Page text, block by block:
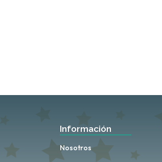
Información
Nosotros